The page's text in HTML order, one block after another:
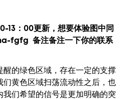
13：00更新， 想要体验图中 同
fgfg 备注备注一下你的联系
醒的绿色区域，存在一定的支撑
们黄色区域扫荡流动性之后，也
我们希望的信号是更加明确的突